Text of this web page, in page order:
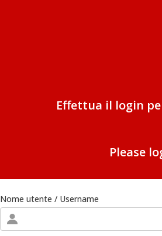
Effettua il login
Please
Nome utente / Username